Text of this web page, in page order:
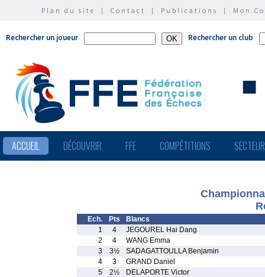
Plan du site | Contact | Publications | Mon
Rechercher un joueur Rechercher un club
ACCUEIL DÉCOUVRIR FFE COMPÉTITIONS
Ech. Pts
Blancs
1
4
JEGOUREL Hai Dang
2
4
WANG Emma
3
3½
SADAGATTOULLA Benjamin
4
3
GRAND Daniel
5
2½
DELAPORTE Victor